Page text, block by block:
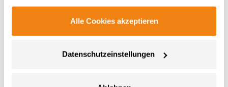
Alle Cookies akzeptieren
Datenschutzeinstellungen
BCWU02K B&C KING Kapuzen Pullover